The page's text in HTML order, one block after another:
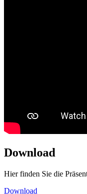
Download
Hier finden Sie die
Download